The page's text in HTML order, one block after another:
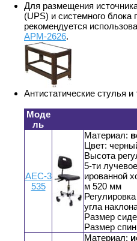
Для размещения
(UPS) и системного блока
рекомендуется
АРМ-2626.
Антистатические стулья и
Моде
ль
АЕС-3
535
Материал:
Цвет:
Высота
5-ти
ированной
м 520 мм
угла
Размер
Размер
Материал: